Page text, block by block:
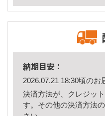
納期目安：
2026.07.21 18:30頃のお
決済方法が、クレジッ
す。その他の決済方法